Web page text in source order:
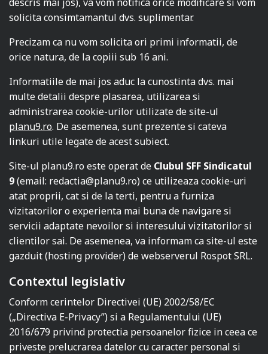
solicita consimtamantul dvs. suplimentar.
Precizam ca nu vom solicita ori primi informatii, de
orice natura, de la copiii sub 16 ani.
Informatiile de mai jos aduc la cunostinta dvs. mai
multe detalii despre plasarea, utilizarea si
administrarea cookie-urilor utilizate de site-ul
planu9.ro. De asemenea, sunt prezente si cateva
linkuri utile legate de acest subiect.
Site-ul planu9.ro este operat de Clubul SFF Sindicatul
9(email: redactia@planu9.ro) ce utilizeaza cookie-uri
atat proprii, cat si de la terti, pentru a furniza
vizitatorilor o experienta mai buna de navigare si
servicii adaptate nevoilor si interesului vizitatorilor si
clientilor sai. De asemenea, va informam ca site-ul este
gazduit (hosting provider) de webserverul Rospot SRL.
Contextul legislativ
Conform cerintelor Directivei (UE) 2002/58/EC
(„Directiva E-Privacy”) si a Regulamentului (UE)
2016/679 privind protectia persoanelor fizice in ceea ce
priveste prelucrarea datelor cu caracter personal si